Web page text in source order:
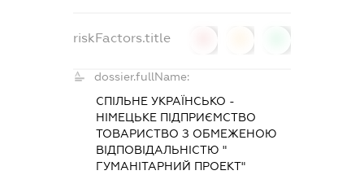
riskFactors.title
dossier.fullName:
СПІЛЬНЕ УКРАЇНСЬКО -
НІМЕЦЬКЕ ПІДПРИЄМСТВО
ТОВАРИСТВО З ОБМЕЖЕНОЮ
ВІДПОВІДАЛЬНІСТЮ "
ГУМАНІТАРНИЙ ПРОЕКТ"